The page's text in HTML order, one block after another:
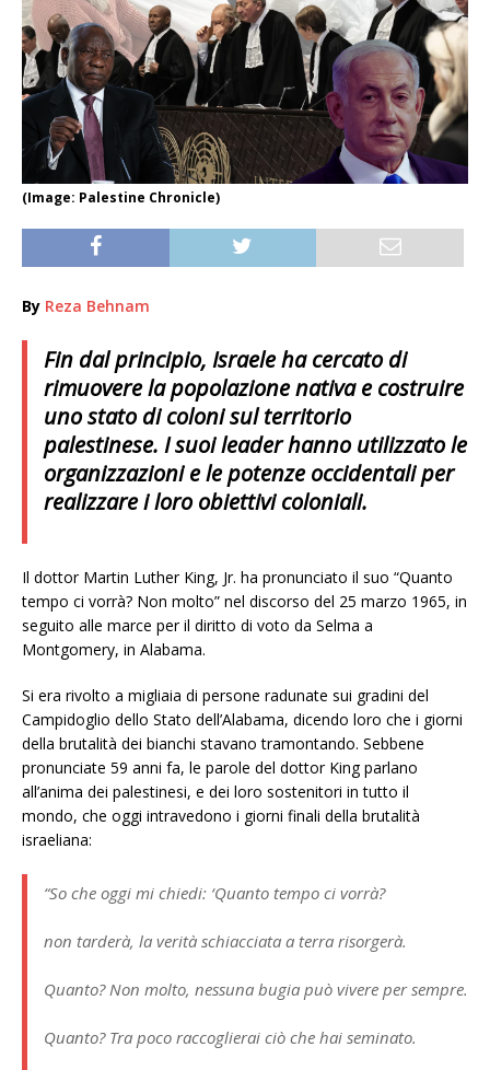
(Image: Palestine Chronicle)
By Reza Behnam
Fin dal principio, Israele ha cercato di
rimuovere la popolazione nativa e costruire
uno stato di coloni sul territorio
palestinese. I suoi leader hanno utilizzato le
organizzazioni e le potenze occidentali per
realizzare i loro obiettivi coloniali.
Il dottor Martin Luther King, Jr. ha pronunciato il suo “Quanto
tempo ci vorrà? Non molto” nel discorso del 25 marzo 1965, in
seguito alle marce per il diritto di voto da Selma a
Montgomery, in Alabama.
Si era rivolto a migliaia di persone radunate sui gradini del
Campidoglio dello Stato dell’Alabama, dicendo loro che i giorni
della brutalità dei bianchi stavano tramontando. Sebbene
pronunciate 59 anni fa, le parole del dottor King parlano
all’anima dei palestinesi, e dei loro sostenitori in tutto il
mondo, che oggi intravedono i giorni finali della brutalità
israeliana:
“So che oggi mi chiedi: ‘Quanto tempo ci vorrà?
non tarderà, la verità schiacciata a terra risorgerà.
Quanto? Non molto, nessuna bugia può vivere per sempre.
Quanto? Tra poco raccoglierai ciò che hai seminato.